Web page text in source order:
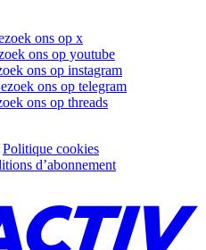
ons op x
ons op youtube
ons op instagram
ons op telegram
ons op threads
Politique cookies
d’abonnement